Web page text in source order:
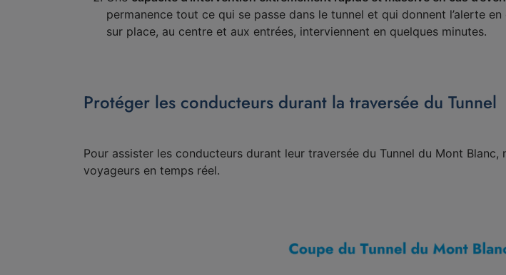
permanence tout ce qui se passe dans le tunnel et qui donnent l’alerte
sur place, au centre et aux entrées, interviennent en quelques minutes.
Protéger les conducteurs durant la traversée du Tunnel
Pour assister les conducteurs durant leur traversée du Tunnel du Mont
voyageurs en temps réel.